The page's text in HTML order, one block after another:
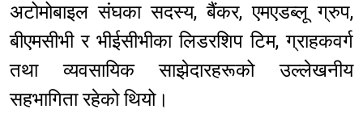
अटोमोबाइल संघका सदस्य, बैंकर, एमएडब्लू ग्रुप,
बीएमसीभी र भीईसीभीका लिडरशिप टिम, ग्राहकवर्ग
तथा व्यवसायिक साझेदारहरूको उल्लेखनीय
सहभागिता रहेको थियो।